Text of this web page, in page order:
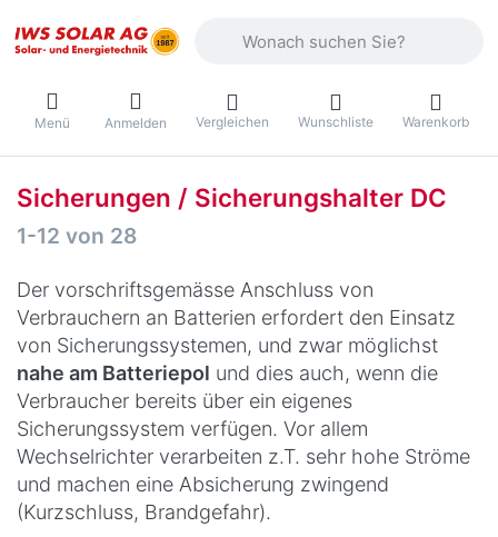
Menü Anmelden Vergleichen Wunschliste Warenkorb
Sicherungen / Sicherungshalter DC
Suchergebnisse:
1-12 von 28
Der vorschriftsgemässe Anschluss von
Verbrauchern an Batterien erfordert den Einsatz
von Sicherungssystemen, und zwar möglichst
nahe am Batteriepol und dies auch, wenn die
Verbraucher bereits über ein eigenes
Sicherungssystem verfügen. Vor allem
Wechselrichter verarbeiten z.T. sehr hohe Ströme
und machen eine Absicherung zwingend
(Kurzschluss, Brandgefahr).